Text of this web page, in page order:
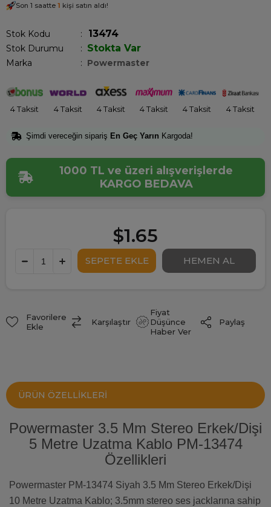
Son 1 saatte 1 kişi satın aldı!
Stok Kodu 13474
Stok Durumu : Stokta Var
Marka : Powermaster
4 Taksit 4 Taksit 4 Taksit 4 Taksit 4 Taksit 4 Taksit
Şimdi vereceğin sipariş En Geç Yarın Kargoda!
1000 TL ve üzeri alışverişlerde
KARGO BEDAVA
$1.65
Favorilere
Ekle
Karşılaştır
Fiyat
Düşünce
Haber Ver
Paylaş
ÜRÜN ÖZELLIKLERI
Powermaster 3.5 Mm Stereo Erkek/Dişi
5 Metre Uzatma Kablo PM-13474
Özellikleri
Powermaster PM-13474 Siyah 3.5 Mm Stereo Erkek/Dişi
10 Metre Uzatma Kablo; 3.5mm stereo ses jacklarına sahip